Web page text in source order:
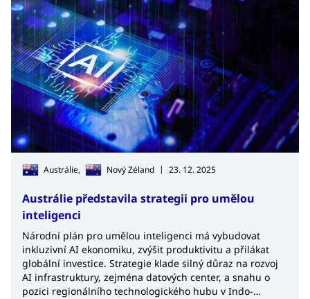
Austrálie, Nový Zéland | 23. 12. 2025
Austrálie představila strategii pro umělou
inteligenci
Národní plán pro umělou inteligenci má vybudovat
inkluzivní AI ekonomiku, zvýšit produktivitu a přilákat
globální investice. Strategie klade silný důraz na rozvoj
AI infrastruktury, zejména datových center, a snahu o
pozici regionálního technologického hubu v Indo-